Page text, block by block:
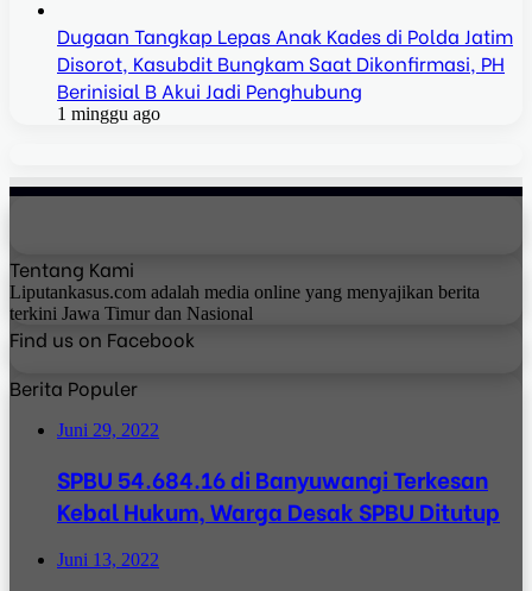
Dugaan Tangkap Lepas Anak Kades di Polda Jatim
Disorot, Kasubdit Bungkam Saat Dikonfirmasi, PH
Berinisial B Akui Jadi Penghubung
1 minggu ago
Tentang Kami
Liputankasus.com adalah media online yang menyajikan berita
terkini Jawa Timur dan Nasional
Find us on Facebook
Berita Populer
Juni 29, 2022
SPBU 54.684.16 di Banyuwangi Terkesan
Kebal Hukum, Warga Desak SPBU Ditutup
Juni 13, 2022